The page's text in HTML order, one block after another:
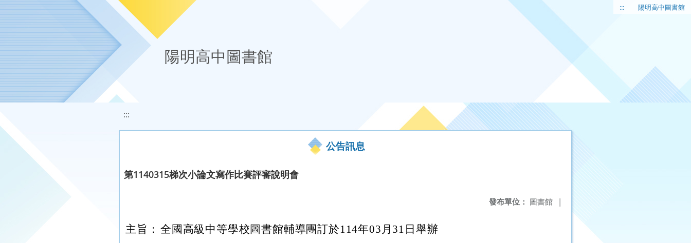
移至網頁之主要內容區位置 ::: 陽明高中圖書館
陽明高中圖書館
:::
公告訊息
第1140315梯次小論文寫作比賽評審說明會
發布單位： 圖書館 |
主旨： 全國高級中等學校圖書館輔導團訂於114年03月31日舉辦